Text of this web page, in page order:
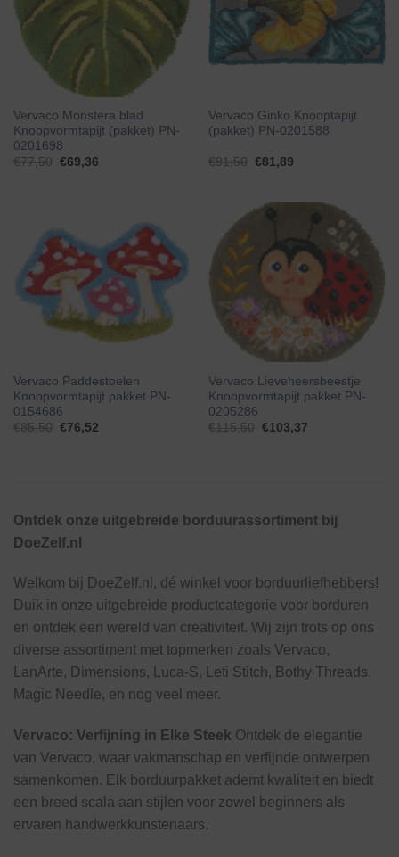
Vervaco Monstera blad
Knoopvormtapijt (pakket) PN-
0201698
€77,50 €69,36
Vervaco Ginko Knooptapijt
(pakket) PN-0201588
€91,50 €81,89
Vervaco Paddestoelen
Knoopvormtapijt pakket PN-
0154686
€85,50 €76,52
Vervaco Lieveheersbeestje
Knoopvormtapijt pakket PN-
0205286
€115,50 €103,37
Ontdek onze uitgebreide borduurassortiment bij
DoeZelf.nl
Welkom bij DoeZelf.nl, dé winkel voor borduurliefhebbers!
Duik in onze uitgebreide productcategorie voor borduren
en ontdek een wereld van creativiteit. Wij zijn trots op ons
diverse assortiment met topmerken zoals Vervaco,
LanArte, Dimensions, Luca-S, Leti Stitch, Bothy Threads,
Magic Needle, en nog veel meer.
Vervaco: Verfijning in Elke Steek Ontdek de elegantie
van Vervaco, waar vakmanschap en verfijnde ontwerpen
samenkomen. Elk borduurpakket ademt kwaliteit en biedt
een breed scala aan stijlen voor zowel beginners als
ervaren handwerkkunstenaars.